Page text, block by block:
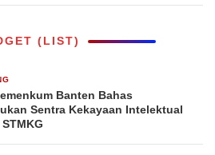
(LIST)
Banten Bahas
Sentra Kekayaan Intelektual